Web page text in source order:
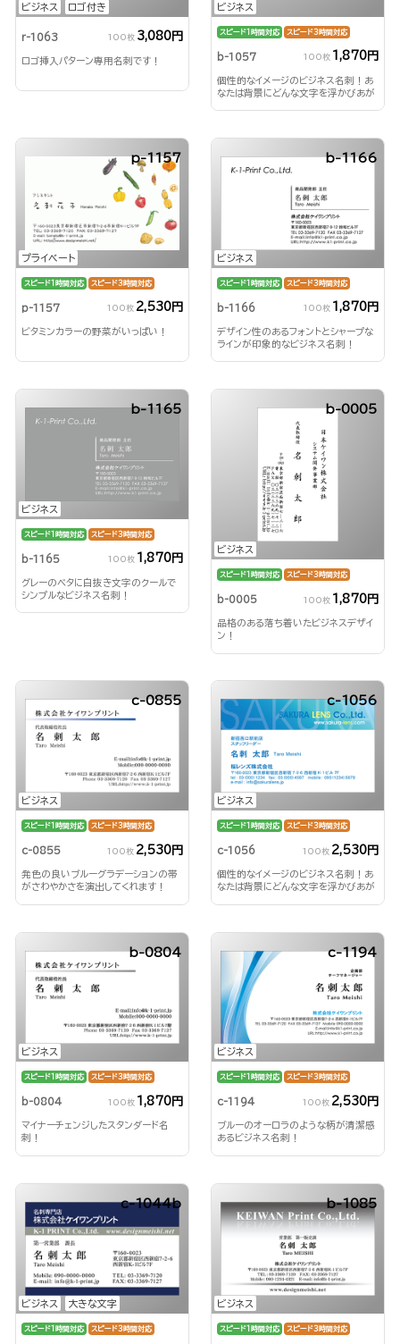
ビジネス ロゴ付き
r-1063 100枚 3,080円
ロゴ挿入パターン専用名刺です！
ビジネス
スピード1時間対応 スピード3時間対応
b-1057 100枚 1,870円
個性的なイメージのビジネス名刺！あ
なたは背景にどんな文字を浮かびあが
プライベート
p-1157
スピード1時間対応 スピード3時間対応
p-1157 100枚 2,530円
ビタミンカラーの野菜がいっぱい！
ビジネス
b-1166
スピード1時間対応 スピード3時間対応
b-1166 100枚 1,870円
デザイン性のあるフォントとシャープな
ラインが印象的なビジネス名刺！
ビジネス
b-1165
スピード1時間対応 スピード3時間対応
b-1165 100枚 1,870円
グレーのベタに白抜き文字のクールで
シンプルなビジネス名刺！
ビジネス
b-0005
スピード1時間対応 スピード3時間対応
b-0005 100枚 1,870円
品格のある落ち着いたビジネスデザイ
ン！
ビジネス
c-0855
スピード1時間対応 スピード3時間対応
c-0855 100枚 2,530円
発色の良いブルーグラデーションの帯
がさわやかさを演出してくれます！
ビジネス
c-1056
スピード1時間対応 スピード3時間対応
c-1056 100枚 2,530円
個性的なイメージのビジネス名刺！あ
なたは背景にどんな文字を浮かびあが
ビジネス
b-0804
スピード1時間対応 スピード3時間対応
b-0804 100枚 1,870円
マイナーチェンジしたスタンダード名
刺！
ビジネス
c-1194
スピード1時間対応 スピード3時間対応
c-1194 100枚 2,530円
ブルーのオーロラのような柄が清潔感
あるビジネス名刺！
ビジネス 大きな文字
c-1044b
スピード1時間対応 スピード3時間対応
ビジネス
b-1085
スピード1時間対応 スピード3時間対応